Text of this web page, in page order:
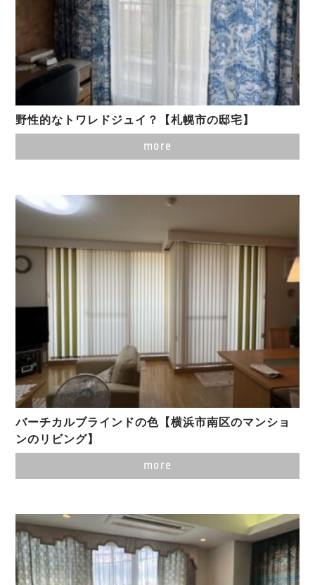
野性的なトワレドジュイ？【札幌市の邸宅】
more
バーチカルブラインドの色【横浜市南区のマンショ
ンのリビング】
more